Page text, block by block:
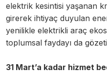
elektrik kesintisi yaşanan
girerek ihtiyaç duyulan
yenilikle elektrikli araç
toplumsal faydayı da
31 Mart’a kadar hizmet